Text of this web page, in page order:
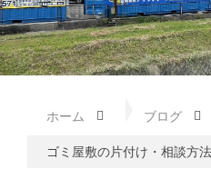
ホーム ブログ
ゴミ屋敷の片付け・相談方